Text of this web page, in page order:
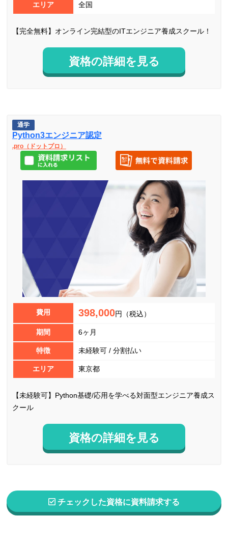
エリア 全国
【完全無料】オンライン完結型のITエンジニア養成スクール！
資格の詳細を見る
通学
Python3エンジニア認定
.pro（ドットプロ）
費用 398,000円（税込）
期間 6ヶ月
特徴 未経験可 / 分割払い
エリア 東京都
【未経験可】Python基礎/応用を学べる対面型エンジニア養成ス
クール
資格の詳細を見る
チェックした資格に資料請求する